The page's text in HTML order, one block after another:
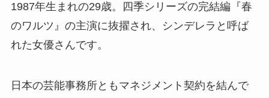
1987年生まれの29歳。四季シリーズの完結編『春
のワルツ』の主演に抜擢され、シンデレラと呼ば
れた女優さんです。
日本の芸能事務所ともマネジメント契約を結んで